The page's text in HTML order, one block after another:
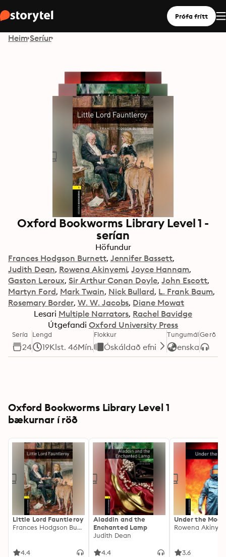
Prófa frítt
Heim Seríur
Oxford Bookworms Library Level 1 -
serían
Höfundur
Frances Hodgson Burnett Jennifer Bassett
Judith Dean Rowena Akinyemi Joyce Hannam
Gaston Leroux Sir Arthur Conan Doyle John Escott
Martyn Ford Mark Twain Nick Bullard L. Frank Baum
Rosemary Border W. W. Jacobs Diane Mowat
Lesari Multiple Narrators Rachel Bavidge
Útgefandi Oxford University Press
Sería
24
Lengd
19Klst. 46Mín.
Flokkur
Óskáldað efni
Tungumál
enska
Gerð
Oxford Bookworms Library Level 1
bækurnar í röð
Little Lord Fauntleroy
Frances Hodgson Burnett, Jennifer Bassett
4.4
Aladdin and the
Enchanted Lamp
Judith Dean
4.4
Under the Moon
Rowena
3.6